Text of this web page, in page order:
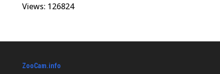
Views: 126824
ZooCam.info